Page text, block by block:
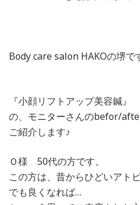
Body care salon HAKOの堺で
『小顔リフトアップ美容鍼』
の、モニターさんのbefor/
ご紹介します♪
Ｏ様 50代の方です。
この方は、昔からひどいアト
でも良くなれば…